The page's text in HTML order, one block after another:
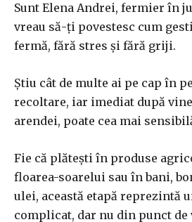
Sunt Elena Andrei, fermier în
vreau să-ți povestesc cum
fermă, fără stres și fără griji.
Știu cât de multe ai pe cap în
recoltare, iar imediat după
arendei, poate cea mai
Fie că plătești în produse
floarea-soarelui sau în bani,
ulei, această etapă reprezintă
complicat, dar nu din punct de